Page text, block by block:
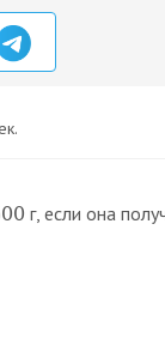
г, если она